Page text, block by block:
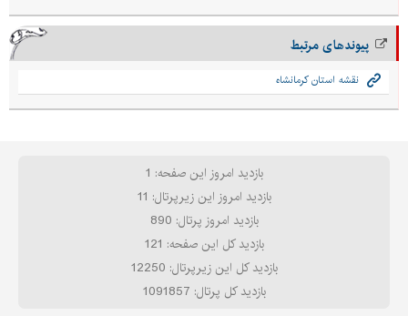
پیوندهای مرتبط
نقشه استان کرمانشاه
بازدید امروز این صفحه: 1
بازدید امروز این زیرپرتال: 11
بازدید امروز پرتال: 890
بازدید کل این صفحه: 121
بازدید کل این زیرپرتال: 12250
بازدید کل پرتال: 1091857